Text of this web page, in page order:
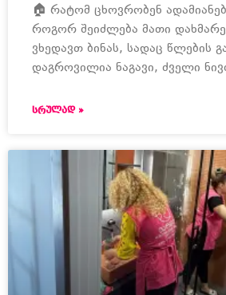
🏠 რატომ ცხოვრობენ
როგორ შეიძლება მათი
ვხედავთ ბინას, სადაც წლების
დაგროვილია ნაგავი, ძველი
ᲡᲠᲣᲚᲐᲓ »